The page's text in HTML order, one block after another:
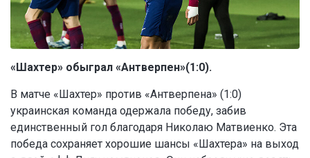
«Шахтер» обыграл «Антверпен»(1:0).
В матче «Шахтер» против «Антверпена» (1:0)
украинская команда одержала победу, забив
единственный гол благодаря Николаю Матвиенко. Эта
победа сохраняет хорошие шансы «Шахтера» на выход